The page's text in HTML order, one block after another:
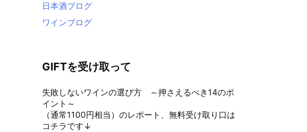
日本酒ブログ
ワインブログ
GIFTを受け取って
失敗しないワインの選び方 ～押さえるべき14のポ
イント～
（通常1100円相当）のレポート、無料受け取り口は
コチラです↓